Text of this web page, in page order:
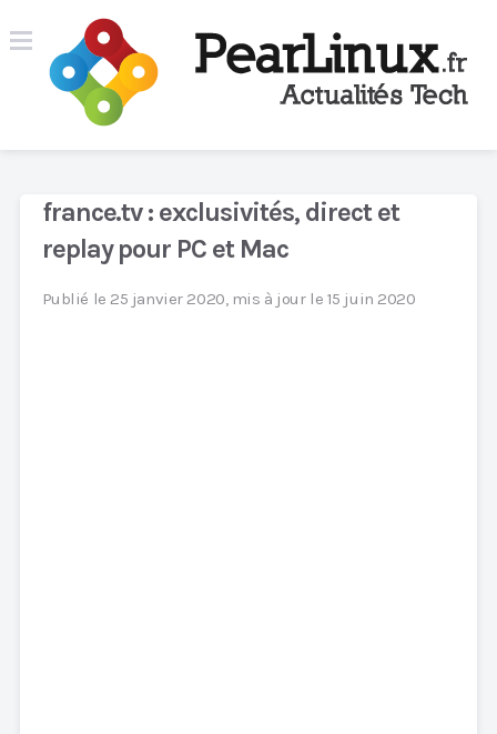
france.tv : exclusivités, direct et
replay pour PC et Mac
Publié le 25 janvier 2020, mis à jour le 15 juin 2020